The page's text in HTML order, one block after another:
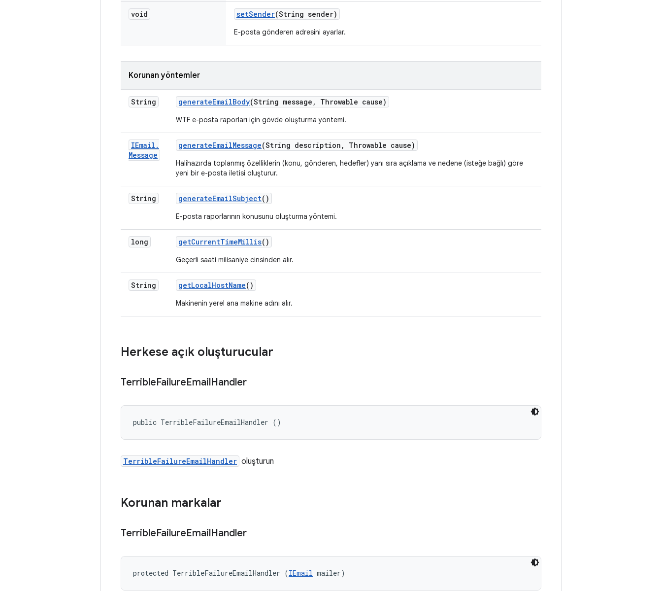
void setSender(String sender)
E-posta gönderen adresini ayarlar.
Korunan yöntemler
String generateEmailBody(String message , Throwable cause)
WTF e-posta raporları için gövde oluşturma yöntemi.
IEmail .
Message
generateEmailMessage(String description , Throwable cause)
Halihazırda toplanmış özelliklerin (konu, gönderen, hedefler) yanı sıra açıklama ve nedene (isteğe bağlı) göre
yeni bir e-posta iletisi oluşturur.
String generateEmailSubject()
E-posta raporlarının konusunu oluşturma yöntemi.
long getCurrentTimeMillis()
Geçerli saati milisaniye cinsinden alır.
String getLocalHostName()
Makinenin yerel ana makine adını alır.
Herkese açık oluşturucular
TerribleFailureEmailHandler
public TerribleFailureEmailHandler ()
TerribleFailureEmailHandler oluşturun
Korunan markalar
TerribleFailureEmailHandler
protected TerribleFailureEmailHandler (IEmail mailer)